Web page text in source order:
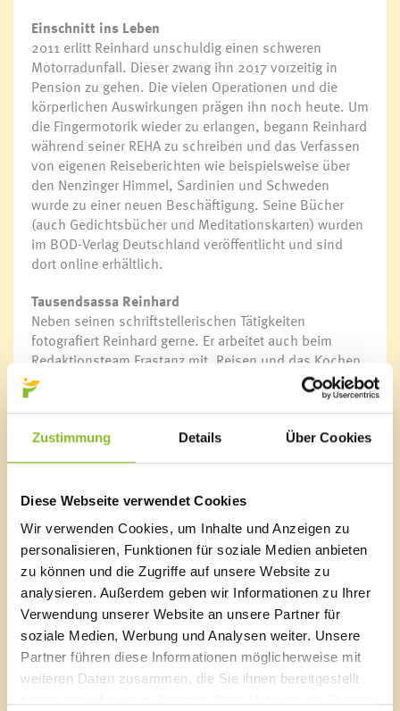
Zustimmung Details Über Cookies
Diese Webseite verwendet Cookies
Wir verwenden Cookies, um Inhalte und Anzeigen zu
personalisieren, Funktionen für soziale Medien anbieten
zu können und die Zugriffe auf unsere Website zu
analysieren. Außerdem geben wir Informationen zu Ihrer
Verwendung unserer Website an unsere Partner für
soziale Medien, Werbung und Analysen weiter. Unsere
Partner führen diese Informationen möglicherweise mit
weiteren Daten zusammen, die Sie ihnen bereitgestellt
Einschnitt ins Leben
2011 erlitt Reinhard unschuldig einen schweren
Motorradunfall. Dieser zwang ihn 2017 vorzeitig in
Pension zu gehen. Die vielen Operationen und die
körperlichen Auswirkungen prägen ihn noch heute. Um
die Fingermotorik wieder zu erlangen, begann Reinhard
während seiner REHA zu schreiben und das Verfassen
von eigenen Reiseberichten wie beispielsweise über
den Nenzinger Himmel, Sardinien und Schweden
wurde zu einer neuen Beschäftigung. Seine Bücher
(auch Gedichtsbücher und Meditationskarten) wurden
im BOD-Verlag Deutschland veröffentlicht und sind
dort online erhältlich.
Tausendsassa Reinhard
Neben seinen schriftstellerischen Tätigkeiten
fotografiert Reinhard gerne. Er arbeitet auch beim
Redaktionsteam Frastanz mit. Reisen und das Kochen
zählen zu seinen Leidenschaften. Mit seiner Ehefrau
Marie-Luise absolvierte Reinhard von 2006 – 2009 die
Ausbildung zum Diplomtrainer für prozessorientierte
Gruppenarbeit in der Privatschule der Diözese
Feldkirch. Heute führt das Ehepaar im Auftrag des Ehe-
Ehevorbereitungsseminare pro Jahr im Bildungshaus
Jugendhaus K9
Auf Initiative von Pfarrer Herbert Spieler, entschlossen
sich Reinhard Decker und Elmar Tiefenthaler 1992,
wieder Leben ins Jugendhaus bringen zu wollen. Sie
erstellten ein Konzept und nach aufwendigen
Renovierungsarbeiten, die von der Gemeinde, dem
Land und Bund sowie der Pfarre Frastanz getragen
wurden, eröffnete das Jugendhaus K9 im Jahre 1994